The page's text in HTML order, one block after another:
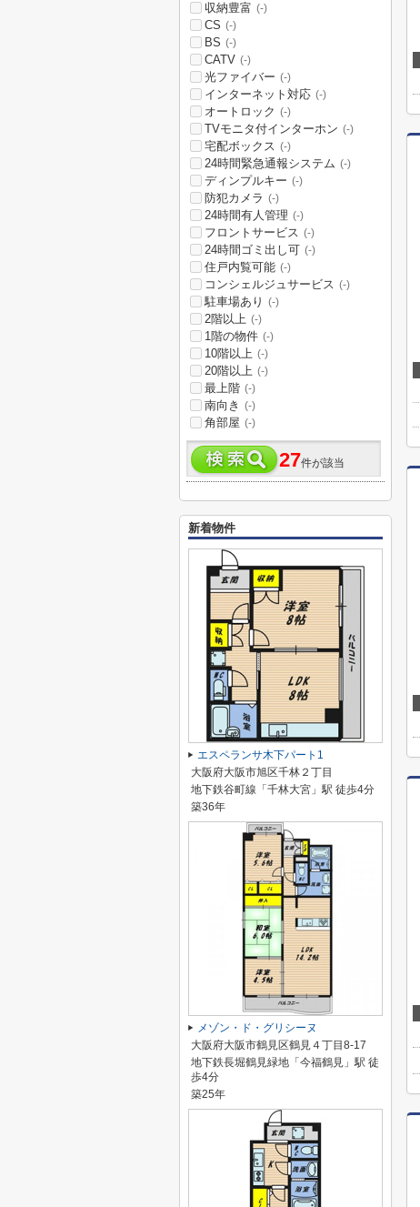
収納豊富 (-)
CS (-)
BS (-)
CATV (-)
光ファイバー (-)
インターネット対応 (-)
オートロック (-)
TVモニタ付インターホン (-)
宅配ボックス (-)
24時間緊急通報システム (-)
ディンプルキー (-)
防犯カメラ (-)
24時間有人管理 (-)
フロントサービス (-)
24時間ゴミ出し可 (-)
住戸内覧可能 (-)
コンシェルジュサービス (-)
駐車場あり (-)
2階以上 (-)
1階の物件 (-)
10階以上 (-)
20階以上 (-)
最上階 (-)
南向き (-)
角部屋 (-)
27件が該当
新着物件
エスペランサ木下パート1
大阪府大阪市旭区千林２丁目
地下鉄谷町線「千林大宮」駅 徒歩4分
築36年
メゾン・ド・グリシーヌ
大阪府大阪市鶴見区鶴見４丁目8-17
地下鉄長堀鶴見緑地「今福鶴見」駅 徒
歩4分
築25年